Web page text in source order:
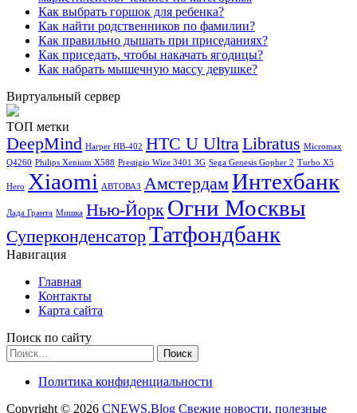
Как выбрать горшок для ребенка?
Как найти родственников по фамилии?
Как правильно дышать при приседаниях?
Как приседать, чтобы накачать ягодицы?
Как набрать мышечную массу девушке?
Виртуальный сервер
ТОП метки
DeepMind Harper HB-402 HTC U UltraLibratus Micromax
Q4260 Philips Xenium X588 Prestigio Wize 3401 3G Sega Genesis Gopher 2 Turbo X5
Hero Xiaomi АВТОВАЗ АмстердамИнтехбанк
Лада Гранта Мишка Нью-Йорк Огни Москвы
СуперконденсаторТатфондбанк
Навигация
Главная
Контакты
Карта сайта
Поиск по сайту
Найти:
Политика конфиденциальности
Copyright © 2026 CNEWS.Blog Свежие новости, полезные